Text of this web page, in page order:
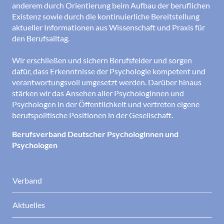
anderem durch Orientierung beim Aufbau der beruflichen
Existenz sowie durch die kontinuierliche Bereitstellung
aktueller Informationen aus Wissenschaft und Praxis für
den Berufsalltag.
Wir erschließen und sichern Berufsfelder und sorgen
dafür, dass Erkenntnisse der Psychologie kompetent und
verantwortungsvoll umgesetzt werden. Darüber hinaus
stärken wir das Ansehen aller Psychologinnen und
Psychologen in der Öffentlichkeit und vertreten eigene
berufspolitische Positionen in der Gesellschaft.
Berufsverband Deutscher Psychologinnen und
Psychologen
Verband
Aktuelles